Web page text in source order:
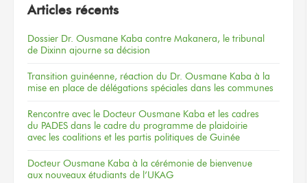
Articles récents
Dossier Dr. Ousmane Kaba contre Makanera, le tribunal
de Dixinn ajourne sa décision
Transition guinéenne, réaction du Dr. Ousmane Kaba à la
mise en place de délégations spéciales dans les communes
Rencontre avec le Docteur Ousmane Kaba et les cadres
du PADES dans le cadre du programme de plaidoirie
avec les coalitions et les partis politiques de Guinée
Docteur Ousmane Kaba à la cérémonie de bienvenue
aux nouveaux étudiants de l’UKAG